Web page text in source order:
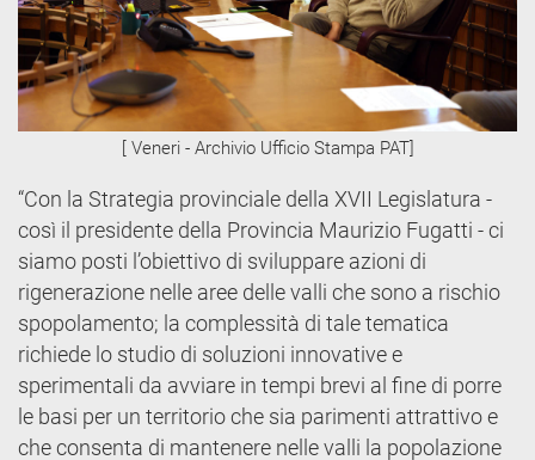
[ Veneri - Archivio Ufficio Stampa PAT]
“Con la Strategia provinciale della XVII Legislatura -
così il presidente della Provincia Maurizio Fugatti - ci
siamo posti l’obiettivo di sviluppare azioni di
rigenerazione nelle aree delle valli che sono a rischio
spopolamento; la complessità di tale tematica
richiede lo studio di soluzioni innovative e
sperimentali da avviare in tempi brevi al fine di porre
le basi per un territorio che sia parimenti attrattivo e
che consenta di mantenere nelle valli la popolazione